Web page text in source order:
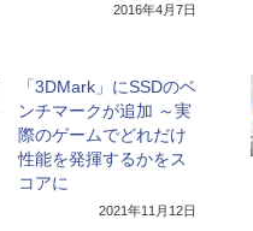
2016年4月7日
「3DMark」にSSDのベ
ンチマークが追加 ～実
際のゲームでどれだけ
性能を発揮するかをス
コアに
2021年11月12日